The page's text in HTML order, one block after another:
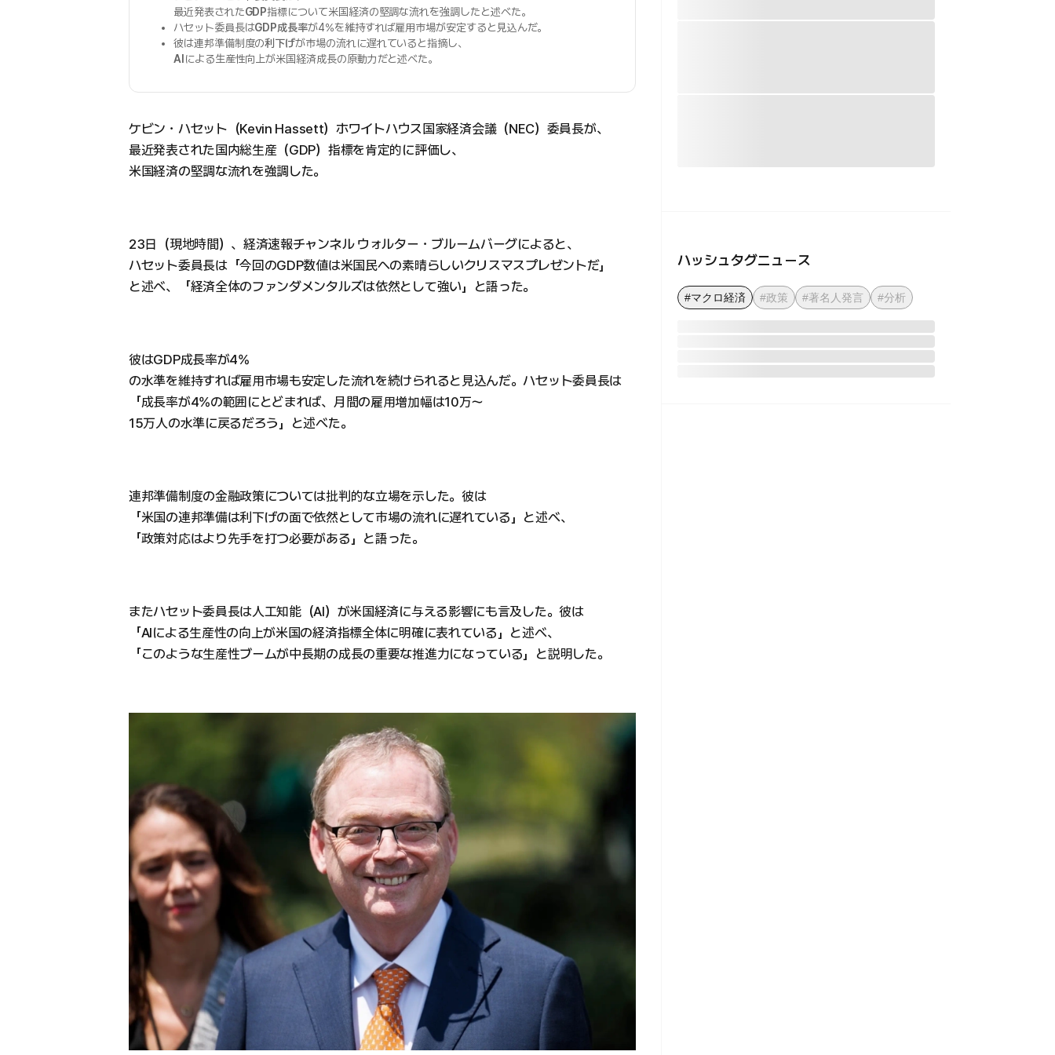
最近発表されたGDP指標について米国経済の堅調な流れを強調したと述べた。
ハセット委員長はGDP成長率が4%を維持すれば雇用市場が安定すると見込んだ。
彼は連邦準備制度の利下げが市場の流れに遅れていると指摘し、
AI による生産性向上が米国経済成長の原動力だと述べた。
ケビン・ハセット（Kevin Hassett）ホワイトハウス国家経済会議（NEC）委員長が、
最近発表された国内総生産（GDP）指標を肯定的に評価し、
米国経済の堅調な流れを強調した。
23日（現地時間）、経済速報チャンネル ウォルター・ブルームバーグによると、
ハセット委員長は「今回のGDP数値は米国民への素晴らしいクリスマスプレゼントだ」
と述べ、「経済全体のファンダメンタルズは依然として強い」と語った。
彼はGDP成長率が4%
の水準を維持すれば雇用市場も安定した流れを続けられると見込んだ。ハセット委員長は
「成長率が4%の範囲にとどまれば、月間の雇用増加幅は10万〜
15万人の水準に戻るだろう」と述べた。
連邦準備制度の金融政策については批判的な立場を示した。彼は
「米国の連邦準備は利下げの面で依然として市場の流れに遅れている」と述べ、
「政策対応はより先手を打つ必要がある」と語った。
またハセット委員長は人工知能（AI）が米国経済に与える影響にも言及した。彼は
「AIによる生産性の向上が米国の経済指標全体に明確に表れている」と述べ、
「このような生産性ブームが中長期の成長の重要な推進力になっている」と説明した。
ハッシュタグニュース
#マクロ経済 #政策 #著名人発言 #分析